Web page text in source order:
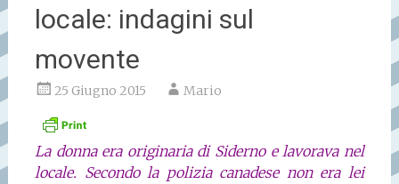
locale: indagini sul
movente
25 Giugno 2015 Mario
La donna era originaria di Siderno e lavorava nel
locale. Secondo la polizia canadese non era lei